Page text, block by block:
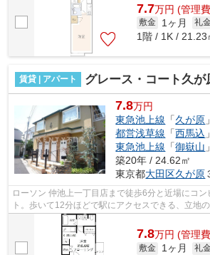
7.7万円 (管理
敷金 1ヶ月 礼
1階 / 1K / 21.23
賃貸 | アパート グレース・コート久が
7.8万円
東急池上線 「久が原
都営浅草線 「西馬込
東急池上線 「御嶽山
築20年 / 24.62㎡
東京都大田区久が原
ローソン 仲池上一丁目店まで徒歩6分と近場にコ
ト。歩いて12分ほどで駅にアクセスできる、立地
こちらは初期費用をカードでお支払いい...
7.8万円 (管理
敷金 1ヶ月 礼